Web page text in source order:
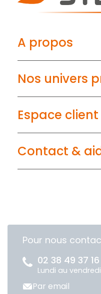
A propos
Nos univers
Espace client
Contact &
Pour nous
02 38 49 37 16
Lundi au
Par email